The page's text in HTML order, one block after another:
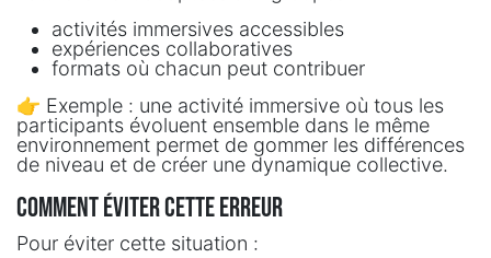
activités immersives accessibles
expériences collaboratives
formats où chacun peut contribuer
👉 Exemple : une activité immersive où tous les
participants évoluent ensemble dans le même
environnement permet de gommer les différences
de niveau et de créer une dynamique collective.
Comment éviter cette erreur
Pour éviter cette situation :